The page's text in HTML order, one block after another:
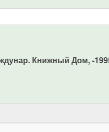
Книжный Дом, -